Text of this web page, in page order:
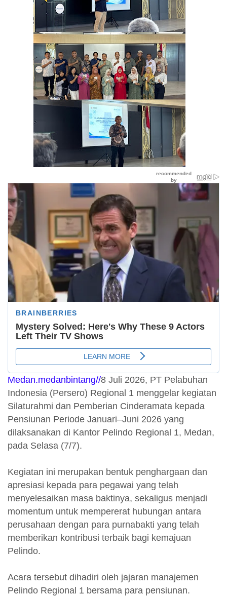
Medan.medanbintang//8 Juli 2026, PT Pelabuhan
Indonesia (Persero) Regional 1 menggelar kegiatan
Silaturahmi dan Pemberian Cinderamata kepada
Pensiunan Periode Januari–Juni 2026 yang
dilaksanakan di Kantor Pelindo Regional 1, Medan,
pada Selasa (7/7).
Kegiatan ini merupakan bentuk penghargaan dan
apresiasi kepada para pegawai yang telah
menyelesaikan masa baktinya, sekaligus menjadi
momentum untuk mempererat hubungan antara
perusahaan dengan para purnabakti yang telah
memberikan kontribusi terbaik bagi kemajuan
Pelindo.
Acara tersebut dihadiri oleh jajaran manajemen
Pelindo Regional 1 bersama para pensiunan.